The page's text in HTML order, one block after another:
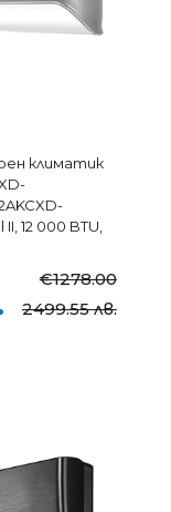
климатик
12 000 BTU,
€1278.00
2499.55 лв.